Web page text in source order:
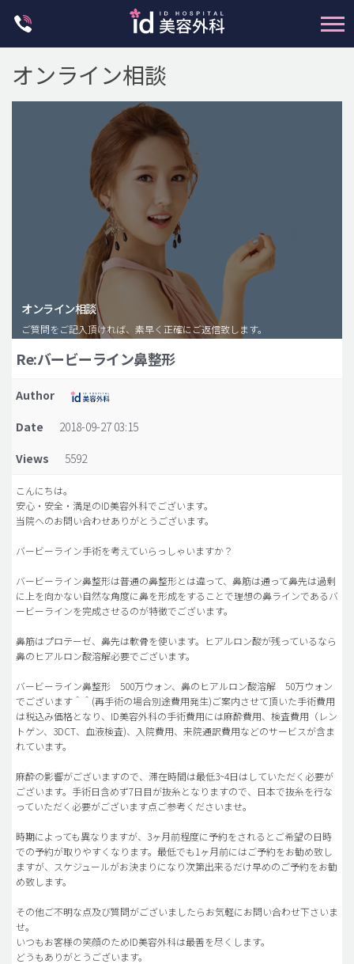
脂肪注入(アンチエイジング)
豊胸手術・バストアップ
プチ整形
idリアルストーリー
idニュース
病院紹介
安全整形
料金一覧
オンライン相談
オンライン相談
ご質問をご記入頂ければ、素早く正確にご返信致します。
Re:バービーライン鼻整形
Author
Date
2018-09-27 03:15
Views
5592
こんにちは。
安心・安全・満足のID美容外科でございます。
当院へのお問い合わせありがとうございます。
バービーライン手術を考えていらっしゃいますか？
バービーライン鼻整形は普通の鼻整形とは違って、鼻筋は通って鼻先は過剰
に上を向かない自然な角度に鼻を形成をすることで理想の鼻ラインであるバ
ービーラインを完成させるのが特徴でございます。
鼻筋はプロテーゼ、鼻先は軟骨を使います。ヒアルロン酸が残っているなら
鼻のヒアルロン酸溶解必要でございます。
バービーライン鼻整形 500万ウォン、鼻のヒアルロン酸溶解 50万ウォン
でございます＾＾(再手術の場合別途費用発生)ご案内させて頂いた手術費用
は税込み価格となり、ID美容外科の手術費用には麻酔費用、検査費用（レン
トゲン、3DCT、血液検査)、入院費用、来院通訳費用などのサービスが含ま
れています。
麻酔の影響がございますので、滞在時間は最低3~4日はしていただく必要が
ございます。手術日含めず7日目が抜糸となりますので、日本で抜糸を行な
っていただく必要がございます点ご参考くださいませ。
時期によっても異なりますが、3ヶ月前程度に予約をされるとご希望の日時
での予約が取りやすくなります。最低でも1ヶ月前にはご予約をお勧め致し
ますが、スケジュールがお決まりになり次第出来るだけ早めのご予約をお勧
め致します。
その他ご不明な点及び質問がございましたらお気軽にお問い合わせ下さいま
せ。
いつもお客様の笑顔のためID美容外科は最善を尽くします。
どうもありがとうございます。